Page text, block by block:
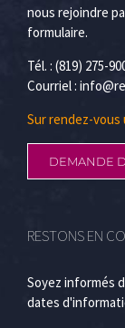
nous rejoindre
formulaire.
Tél. : (819) 275-
Courriel :
Sur rendez-
DEMANDE
RESTONS EN
Soyez informés
dates